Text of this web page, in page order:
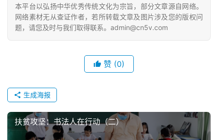
本平台以弘扬中华优秀传统文化为宗旨，部分文章源自网络。
网络素材无从查证作者，若所转载文章及图片涉及您的版权问
题，请您及时与我们取得联系。admin@cn5v.com
赞 (0)
生成海报
扶贫攻坚：书法人在行动（二）